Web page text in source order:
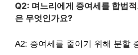
Q2: 며느리에게 증여세를 합법
은 무엇인가요?
A2: 증여세를 줄이기 위해 분할